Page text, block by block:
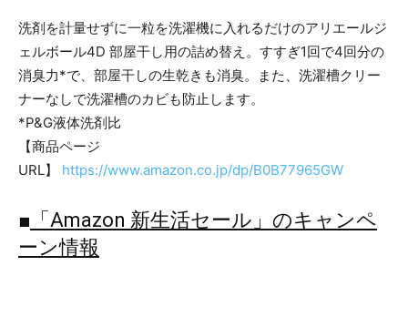
洗剤を計量せずに一粒を洗濯機に入れるだけのアリエールジ
ェルボール4D 部屋干し用の詰め替え。すすぎ1回で4回分の
消臭力*で、部屋干しの生乾きも消臭。また、洗濯槽クリー
ナーなしで洗濯槽のカビも防止します。
*P&G液体洗剤比
【商品ページ
URL】 https://www.amazon.co.jp/dp/B0B77965GW
■ 「Amazon 新生活セール」のキャンペ
ーン情報